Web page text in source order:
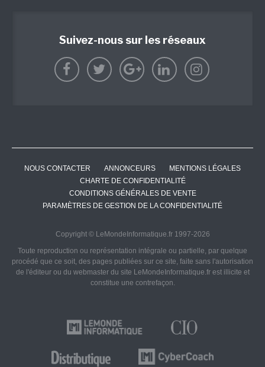
Suivez-nous sur les réseaux
NOUS CONTACTER ANNONCEURS
MENTIONS LÉGALES
CHARTE DE CONFIDENTIALITÉ
CONDITIONS GÉNÉRALES DE VENTE
PARAMÈTRES DE GESTION DE LA CONFIDENTIALITÉ
Copyright © LeMondeInformatique.fr 1997-2026
Toute reproduction ou représentation intégrale ou partielle, par quelque
procédé que ce soit, des pages publiées sur ce site, faite sans l'autorisation
de l'éditeur ou du webmaster du site LeMondeInformatique.fr est illicite et
constitue une contrefaçon.